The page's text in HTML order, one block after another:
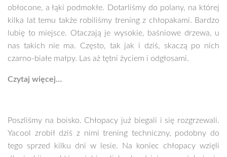
obłocone, a łąki podmokłe. Dotarliśmy do polany, na której
kilka lat temu także robiliśmy trening z chłopakami. Bardzo
lubię to miejsce. Otaczają je wysokie, baśniowe drzewa, u
nas takich nie ma. Często, tak jak i dziś, skaczą po nich
czarno-białe małpy. Las aż tętni życiem i odgłosami.
Czytaj więcej…
Poszliśmy na boisko. Chłopacy już biegali i się rozgrzewali.
Yacool zrobił dziś z nimi trening techniczny, podobny do
tego sprzed kilku dni w lesie. Na koniec chłopacy wzięli